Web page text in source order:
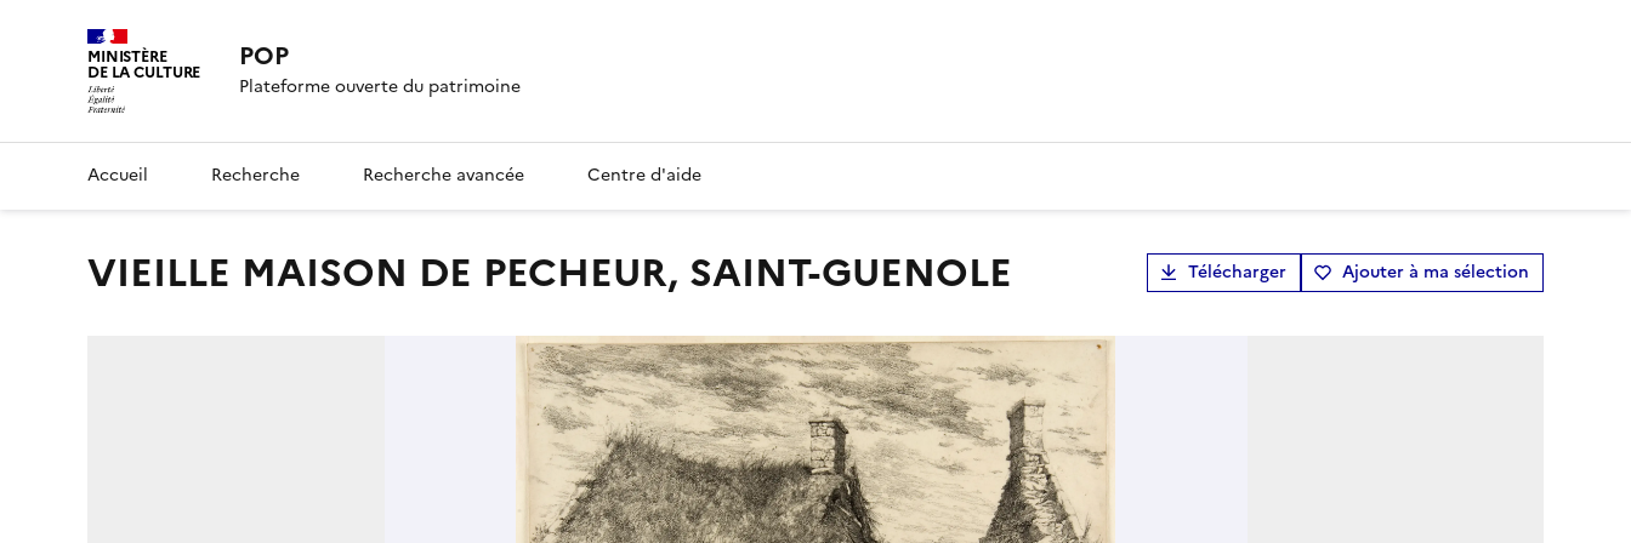
MINISTÈRE
DE LA CULTURE POP
Plateforme ouverte du patrimoine
Accueil Recherche Recherche avancée Centre d'aide
VIEILLE MAISON DE PECHEUR, SAINT-GUENOLE Télécharger Ajouter à ma sélection